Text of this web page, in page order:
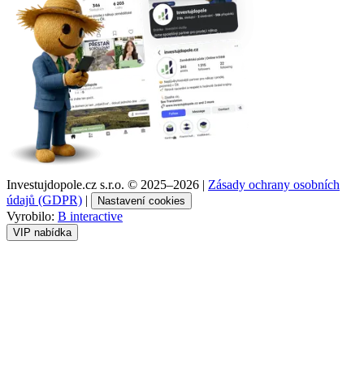
Investujdopole.cz s.r.o. © 2025–2026 | Zásady ochrany osobních
údajů (GDPR) | Nastavení cookies
Vyrobilo: B interactive
VIP nabídka